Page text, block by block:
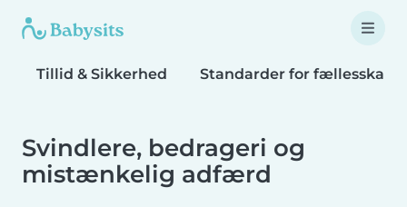
Tillid & Sikkerhed Standarder for
Svindlere, bedrageri og
mistænkelig adfærd